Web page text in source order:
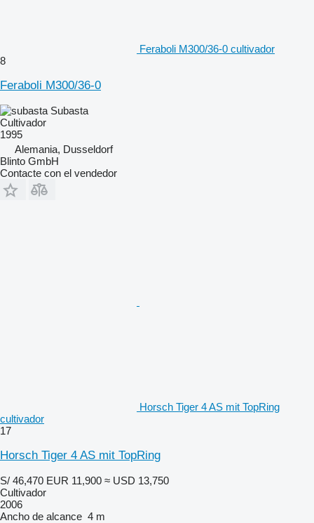
Feraboli M300/36-0 cultivador
8
Feraboli M300/36-0
Subasta
Cultivador
1995
Alemania, Dusseldorf
Blinto GmbH
Contacte con el vendedor
Horsch Tiger 4 AS mit TopRing
cultivador
17
Horsch Tiger 4 AS mit TopRing
S/ 46,470 EUR 11,900 ≈ USD 13,750
Cultivador
2006
Ancho de alcance 4 m